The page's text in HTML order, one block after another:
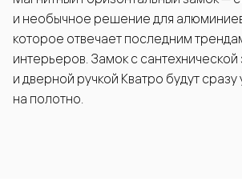
и необычное решение для
которое отвечает последним
интерьеров. Замок с сантехнической
и дверной ручкой Кватро будут
на полотно.